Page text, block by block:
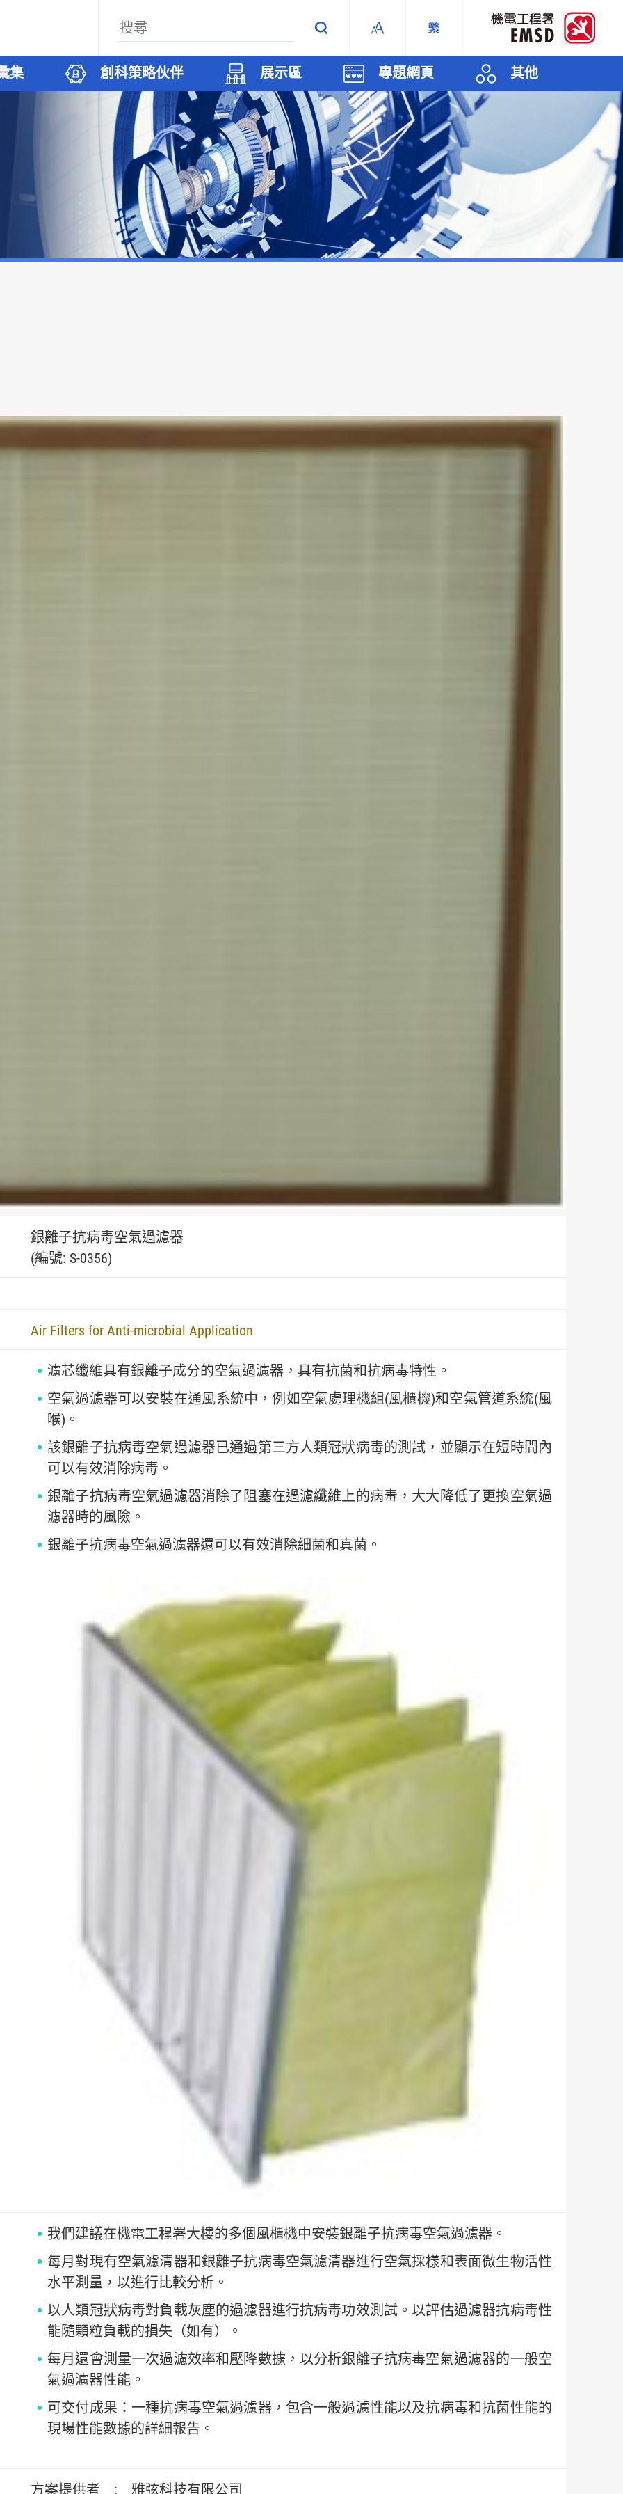
試驗項目
集 創科策略伙伴 展示區
廊
專題網頁
無人機和機器人
其他
銀離子抗病毒空氣過濾器
(編號: S-0356)
Air Filters for Anti-microbial Application
濾芯纖維具有銀離子成分的空氣過濾器，具有抗菌和抗病毒特性。
空氣過濾器可以安裝在通風系統中，例如空氣處理機組(風櫃機)和空氣管道系統(風
喉)。
該銀離子抗病毒空氣過濾器已通過第三方人類冠狀病毒的測試，並顯示在短時間內
可以有效消除病毒。
銀離子抗病毒空氣過濾器消除了阻塞在過濾纖維上的病毒，大大降低了更換空氣過
濾器時的風險。
銀離子抗病毒空氣過濾器還可以有效消除細菌和真菌。
我們建議在機電工程署大樓的多個風櫃機中安裝銀離子抗病毒空氣過濾器。
每月對現有空氣濾清器和銀離子抗病毒空氣濾清器進行空氣採樣和表面微生物活性
水平測量，以進行比較分析。
以人類冠狀病毒對負載灰塵的過濾器進行抗病毒功效測試。以評估過濾器抗病毒性
能隨顆粒負載的損失（如有）。
每月還會測量一次過濾效率和壓降數據，以分析銀離子抗病毒空氣過濾器的一般空
氣過濾器性能。
可交付成果：一種抗病毒空氣過濾器，包含一般過濾性能以及抗病毒和抗菌性能的
現場性能數據的詳細報告。
方案提供者 : 雅弦科技有限公司